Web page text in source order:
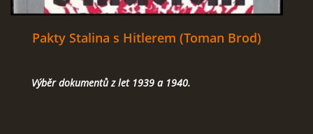
Pakty Stalina s Hitlerem (Toman Brod)
Výběr dokumentů z let 1939 a 1940.